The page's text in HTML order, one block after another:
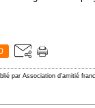
par Association d'amitié